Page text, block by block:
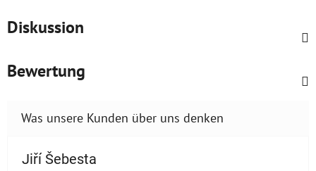
Diskussion
Bewertung
Jiří Šebesta